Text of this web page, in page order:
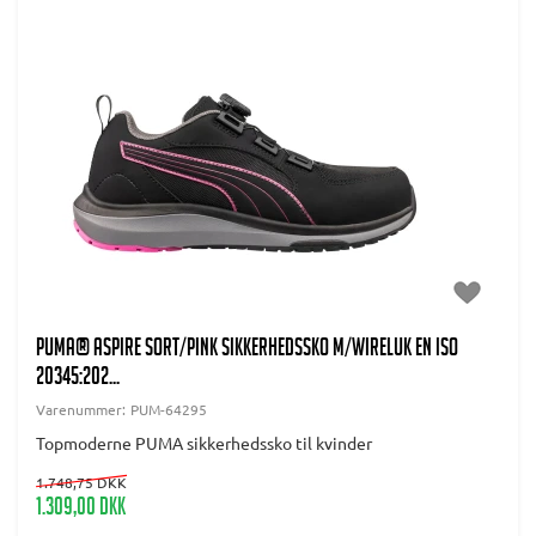
PUMA® Aspire Sort/pink Sikkerhedssko m/wireluk EN ISO
20345:202...
Varenummer: PUM-64295
Topmoderne PUMA sikkerhedssko til kvinder
1.748,75 DKK
1.309,00 DKK